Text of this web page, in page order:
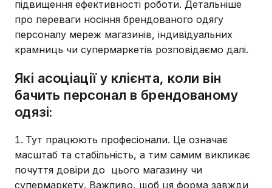
підвищення ефективності роботи. Детальніше
про переваги носіння брендованого одягу
персоналу мереж магазинів, індивідуальних
крамниць чи супермаркетів розповідаємо далі.
Які асоціації у клієнта, коли він
бачить персонал в брендованому
одязі:
Тут працюють професіонали. Це означає
масштаб та стабільність, а тим самим викликає
почуття довіри до цього магазину чи
супермаркету. Важливо, щоб ця форма завжди